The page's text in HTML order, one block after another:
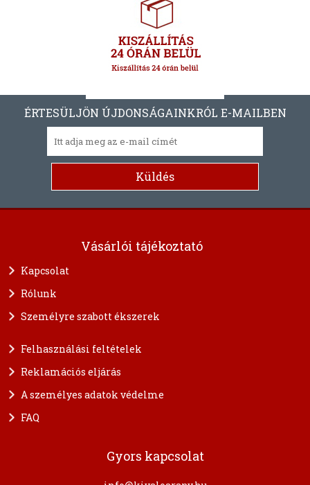
ÉRTESÜLJÖN ÚJDONSÁGAINKRÓL E-MAILBEN
Vásárlói tájékoztató
Kapcsolat
Rólunk
Személyre szabott ékszerek
Felhasználási feltételek
Reklamációs eljárás
A személyes adatok védelme
FAQ
Gyors kapcsolat